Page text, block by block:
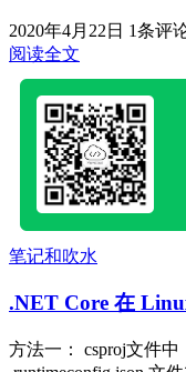
2020年4月22日 1条评
阅读全文
笔记和吹水
.NET Core 在
方法一： csproj文件中